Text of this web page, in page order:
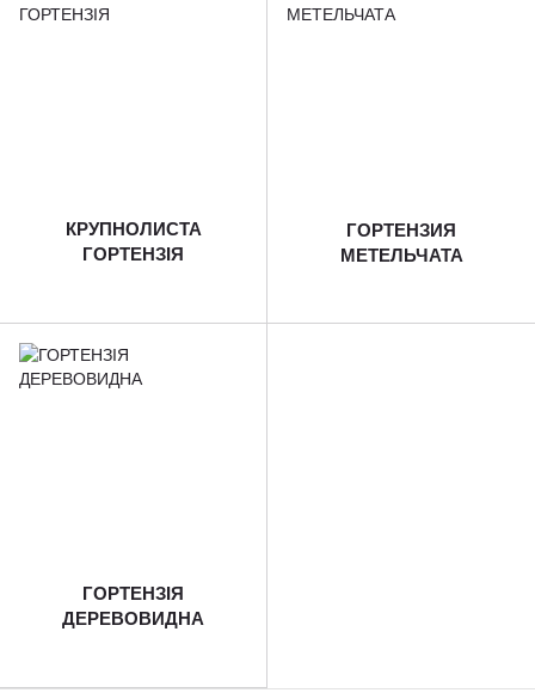
КРУПНОЛИСТА
ГОРТЕНЗІЯ
ГОРТЕНЗИЯ
МЕТЕЛЬЧАТА
ГОРТЕНЗІЯ
ДЕРЕВОВИДНА